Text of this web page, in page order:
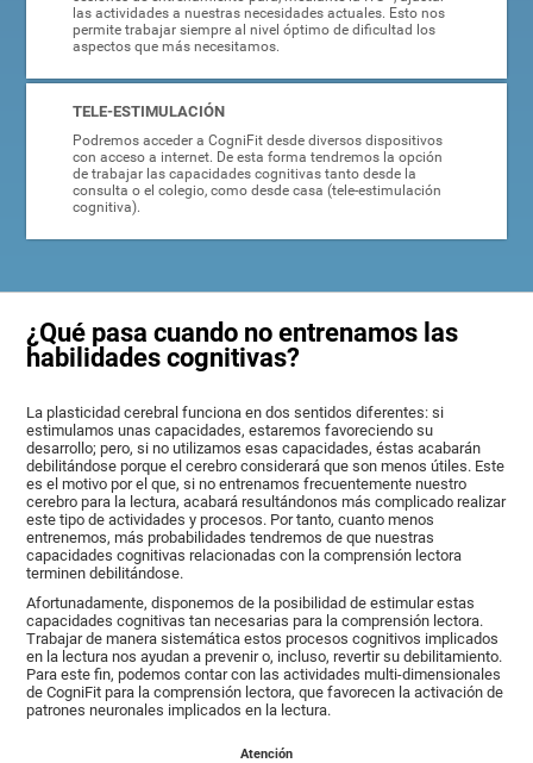
las actividades a nuestras necesidades actuales. Esto nos
permite trabajar siempre al nivel óptimo de dificultad los
aspectos que más necesitamos.
TELE-ESTIMULACIÓN
Podremos acceder a CogniFit desde diversos dispositivos
con acceso a internet. De esta forma tendremos la opción
de trabajar las capacidades cognitivas tanto desde la
consulta o el colegio, como desde casa (tele-estimulación
cognitiva).
¿Qué pasa cuando no entrenamos las
habilidades cognitivas?
La plasticidad cerebral funciona en dos sentidos diferentes: si
estimulamos unas capacidades, estaremos favoreciendo su
desarrollo; pero, si no utilizamos esas capacidades, éstas acabarán
debilitándose porque el cerebro considerará que son menos útiles. Este
es el motivo por el que, si no entrenamos frecuentemente nuestro
cerebro para la lectura, acabará resultándonos más complicado realizar
este tipo de actividades y procesos. Por tanto, cuanto menos
entrenemos, más probabilidades tendremos de que nuestras
capacidades cognitivas relacionadas con la comprensión lectora
terminen debilitándose.
Afortunadamente, disponemos de la posibilidad de estimular estas
capacidades cognitivas tan necesarias para la comprensión lectora.
Trabajar de manera sistemática estos procesos cognitivos implicados
en la lectura nos ayudan a prevenir o, incluso, revertir su debilitamiento.
Para este fin, podemos contar con las actividades multi-dimensionales
de CogniFit para la comprensión lectora, que favorecen la activación de
patrones neuronales implicados en la lectura.
Atención